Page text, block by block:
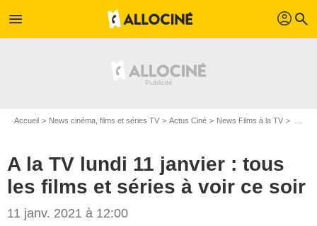
menu profil search
Accueil News cinéma, films et séries TV Actus Ciné News Films à la TV
A la TV lundi 11 janvier : tous
les films et séries à voir ce soir
11 janv. 2021 à 12:00